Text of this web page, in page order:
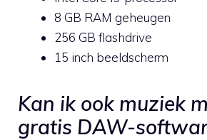
8 GB RAM geheugen
256 GB flashdrive
15 inch beeldscherm
Kan ik ook muziek
gratis DAW-